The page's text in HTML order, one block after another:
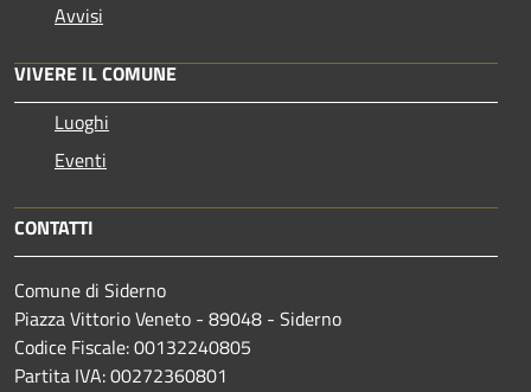
Avvisi
VIVERE IL COMUNE
Luoghi
Eventi
CONTATTI
Comune di Siderno
Piazza Vittorio Veneto - 89048 - Siderno
Codice Fiscale: 00132240805
Partita IVA: 00272360801